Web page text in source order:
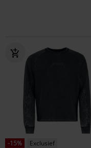
-15%
Exclusief